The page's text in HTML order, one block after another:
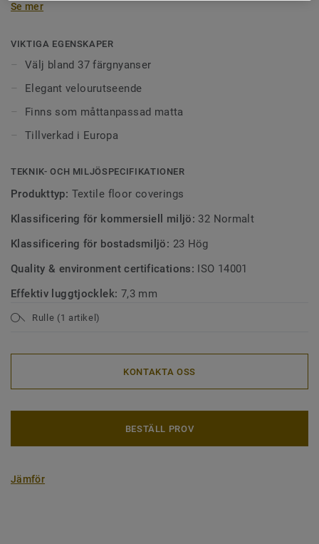
nedtonade beige- och gråskalor – idealiska för allt från
Se mer
VIKTIGA EGENSKAPER
Välj bland 37 färgnyanser
Elegant velourutseende
Finns som måttanpassad matta
Tillverkad i Europa
TEKNIK- OCH MILJÖSPECIFIKATIONER
Produkttyp: Textile floor coverings
Klassificering för kommersiell miljö: 32 Normalt
Klassificering för bostadsmiljö: 23 Hög
Quality & environment certifications: ISO 14001
Effektiv luggtjocklek: 7,3 mm
Rulle (1 artikel)
KONTAKTA OSS
BESTÄLL PROV
Jämför